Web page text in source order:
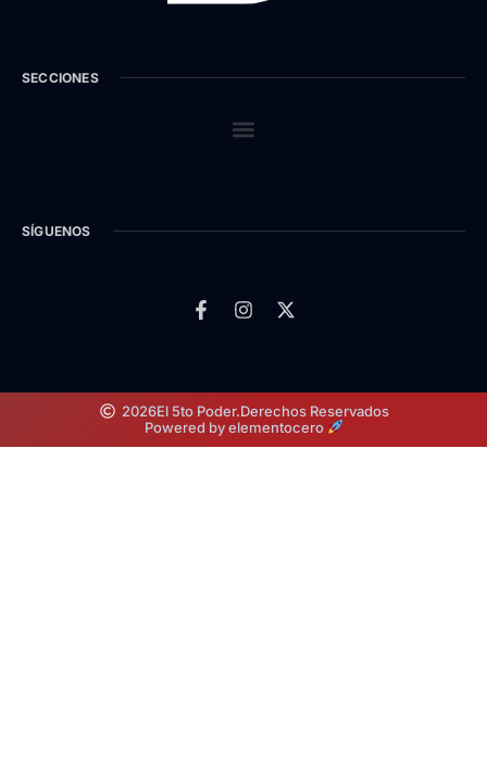
SECCIONES
SÍGUENOS
2026El 5to Poder.Derechos Reservados
Powered by elementocero